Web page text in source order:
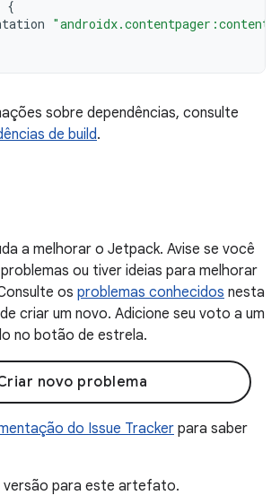
{
sobre dependências, consulte
de build.
a melhorar o Jetpack. Avise se você
ou tiver ideias para melhorar
os problemas conhecidos nesta
criar um novo. Adicione seu voto a um
no botão de estrela.
novo problema
do Issue Tracker para saber
versão para este artefato.